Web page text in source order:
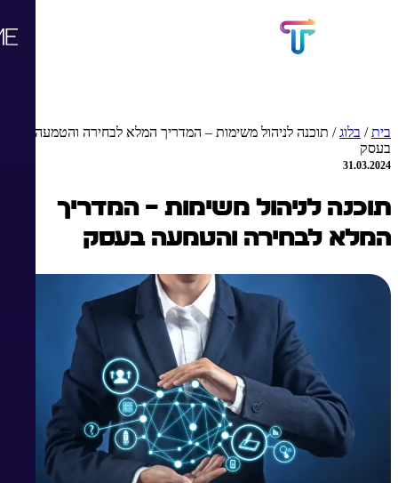
בית/ בלוג/ תוכנה לניהול משימות – המדריך המלא לבחירה והטמעה
בעסק
31.03.2024
תוכנה לניהול משימות – המדריך
המלא לבחירה והטמעה בעסק